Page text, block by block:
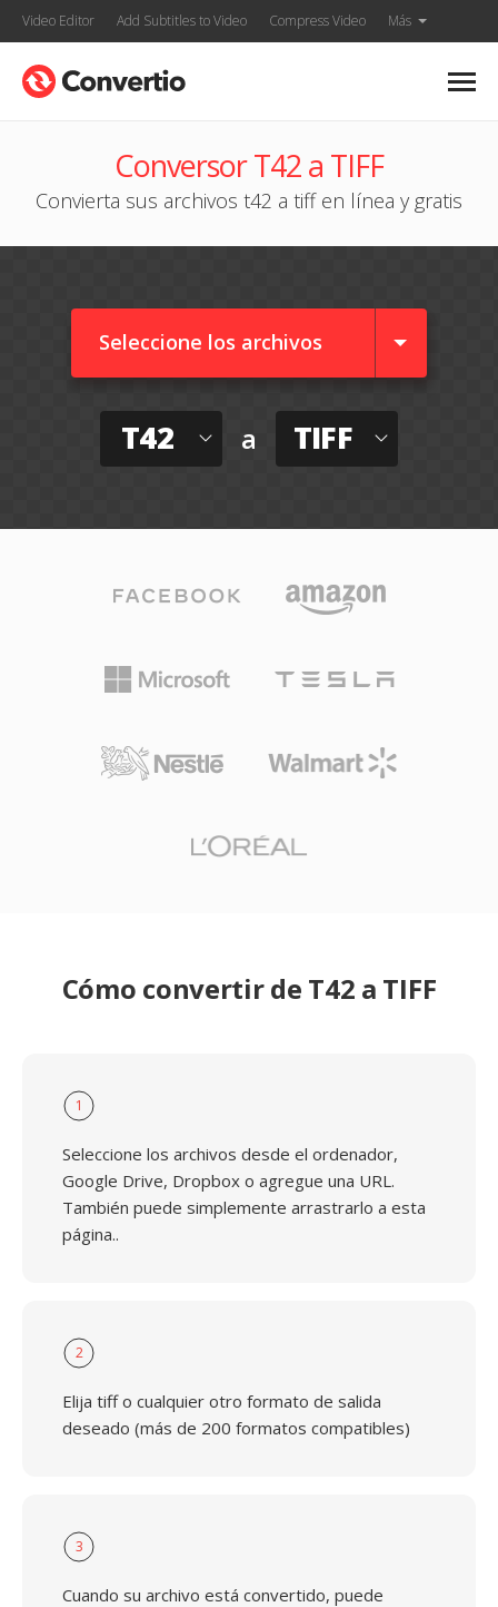
Video Editor Add Subtitles to Video Compress Video Más
Conversor T42 a TIFF
Convierta sus archivos t42 a tiff en línea y gratis
Seleccione los archivos
T42 a TIFF
Cómo convertir de T42 a TIFF
1
Seleccione los archivos desde el ordenador,
Google Drive, Dropbox o agregue una URL.
También puede simplemente arrastrarlo a esta
página..
2
Elija tiff o cualquier otro formato de salida
deseado (más de 200 formatos compatibles)
3
Cuando su archivo está convertido, puede